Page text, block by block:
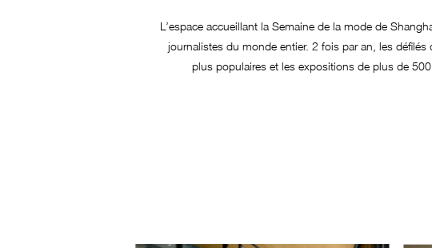
L’espace accueillant la Semaine de la mode de
journalistes du monde entier. 2 fois par an, les défilés
plus populaires et les expositions de plus de